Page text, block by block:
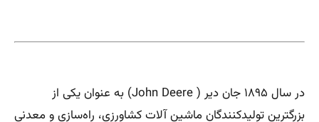
در سال ۱۸۹۵ جان دیر ( John Deere) به عنوان یکی از
بزرگترین تولیدکنندگان ماشین آلات کشاورزی، راه‌سازی و معدنی